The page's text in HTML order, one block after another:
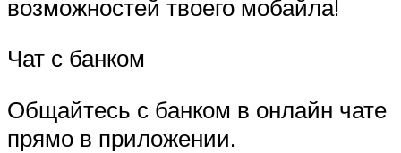
возможностей твоего мобайла!
Чат с банком
Общайтесь с банком в онлайн чате
прямо в приложении.